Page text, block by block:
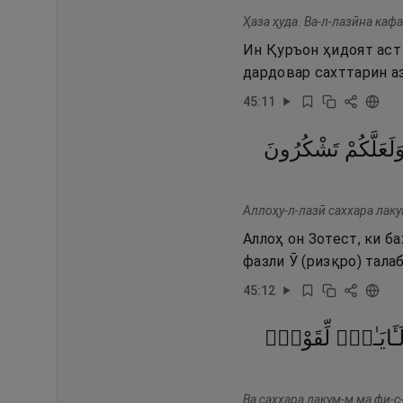
Ҳаза ҳуда. Ва-л-лазӣна
Ин Қуръон ҳидоят
дардовар сахттарин
45:11
وَلَعَلَّكُمْ تَشْكُرُونَ
Аллоҳу-л-лазӣ саххара
Аллоҳ он Зотест, ки
фазли Ӯ (ризқро)
45:12
لَـَٔايَـٰتٍۢ لِّقَوْمٍۢ
Ва саххара лакум-м ма фи-